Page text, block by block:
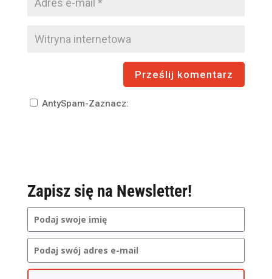
AntySpam-Zaznacz:
Zapisz się na Newsletter!